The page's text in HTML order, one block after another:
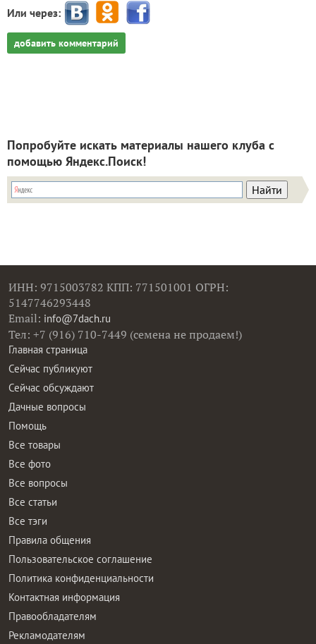
Или через:
добавить комментарий
Попробуйте искать материалы нашего клуба с
помощью Яндекс.Поиск!
ИНН: 9715003782 КПП: 771501001 ОГРН:
5147746293448
Email: info@7dach.ru
Тел: +7 (916) 710-7449 (семена не продаем!)
Главная страница
Сейчас публикуют
Сейчас обсуждают
Дачные вопросы
Помощь
Все товары
Все фото
Все вопросы
Все статьи
Все тэги
Правила общения
Пользовательское соглашение
Политика конфиденциальности
Контактная информация
Правообладателям
Рекламодателям